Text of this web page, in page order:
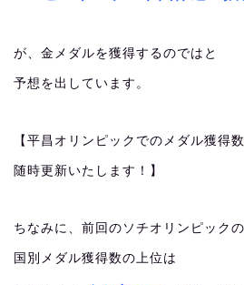
が、金メダルを獲得するのではと
予想を出しています。
【平昌オリンピックでのメダル獲得
随時更新いたします！】
ちなみに、前回のソチオリンピックの
国別メダル獲得数の上位は